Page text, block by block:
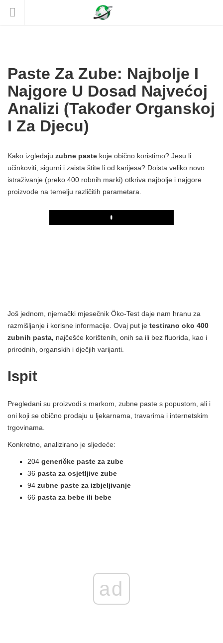
Paste Za Zube: Najbolje I
Najgore U Dosad Najvećoj
Analizi (također Organskoj
I Za Djecu)
Kako izgledaju zubne paste koje obično koristimo? Jesu li
učinkoviti, sigurni i zaista štite li od karijesa? Doista veliko novo
istraživanje (preko 400 robnih marki) otkriva najbolje i najgore
proizvode na temelju različitih parametara.
Play
Još jednom, njemački mjesečnik Öko-Test daje nam hranu za
razmišljanje i korisne informacije. Ovaj put je testirano oko 400
zubnih pasta, najčešće korištenih, onih sa ili bez fluorida, kao i
prirodnih, organskih i dječjih varijanti.
Ispit
Pregledani su proizvodi s markom, zubne paste s popustom, ali i
oni koji se obično prodaju u ljekarnama, travarima i internetskim
trgovinama.
Konkretno, analizirano je sljedeće:
204 generičke paste za zube
36 pasta za osjetljive zube
94 zubne paste za izbjeljivanje
66 pasta za bebe ili bebe
ad